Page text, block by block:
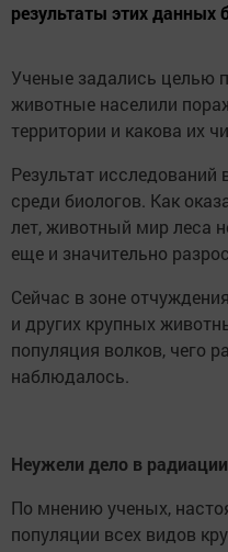
результаты этих данных
Ученые задались целью
животные населили
территории и какова их
Результат
среди биологов. Как
лет, животный мир леса
еще и значительно
Сейчас в зоне
и других крупных
популяция волков, чего
наблюдалось.
Неужели дело в
По мнению ученых,
популяции всех видов